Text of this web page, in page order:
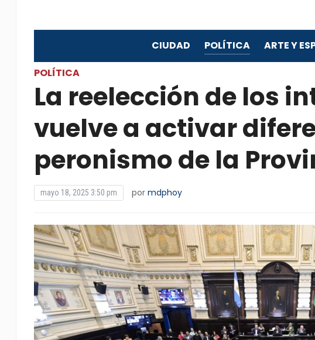
CIUDAD POLÍTICA ARTE Y
POLÍTICA
La reelección de los
vuelve a activar
peronismo de la
mayo 18, 2025 3:50 pm por mdphoy